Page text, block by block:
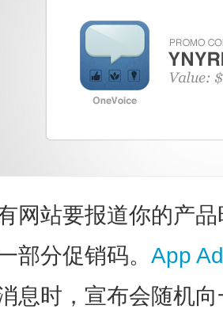
网站要报道你的产
部分促销码。 App
息时，宣布会随机